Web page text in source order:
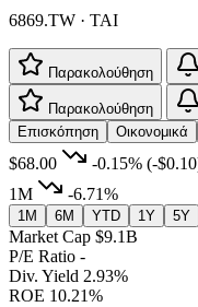
6869.TW · TAI
Παρακολούθηση
Παρακολούθηση
Επισκόπηση
Οικονομικά
$68.00 -0.15% (-
1M
-6.71%
1M 6M YTD 1Y 5Y
Market Cap $9.1B
P/E Ratio -
Div. Yield 2.93%
ROE 10.21%